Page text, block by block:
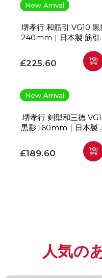
New Arrival
堺孝行 和筋引 VG10 黒
240mm｜日本製 筋引
通常価格
£225.60
New Arrival
堺孝行 剣型和三徳
黒影 160mm｜日本製
通常価格
£189.60
人気の